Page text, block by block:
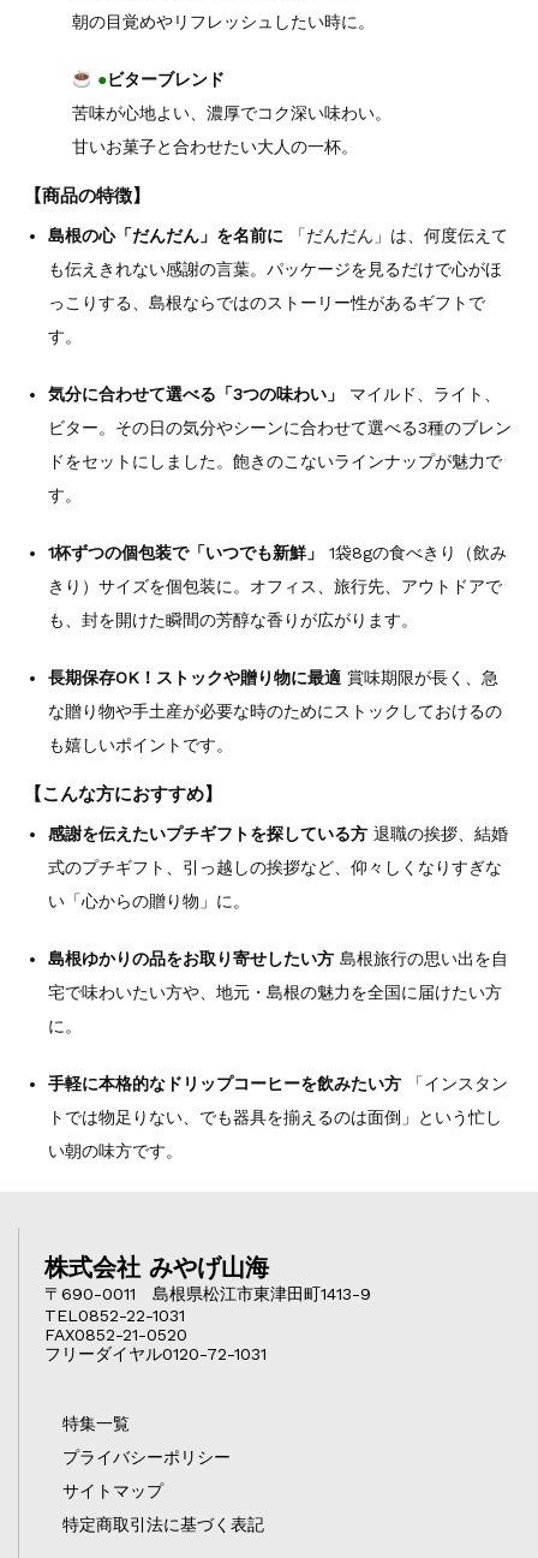
朝の目覚めやリフレッシュしたい時に。
●ビターブレンド
苦味が心地よい、濃厚でコク深い味わい。
甘いお菓子と合わせたい大人の一杯。
【商品の特徴】
島根の心「だんだん」を名前に「だんだん」は、何度伝えて
も伝えきれない感謝の言葉。パッケージを見るだけで心がほ
っこりする、島根ならではのストーリー性があるギフトで
す。
気分に合わせて選べる「3つの味わい」
マイルド、ライト、
ビター。その日の気分やシーンに合わせて選べる3種のブレン
ドをセットにしました。飽きのこないラインナップが魅力で
す。
1杯ずつの個包装で「いつでも新鮮」
1袋8gの食べきり（飲み
きり）サイズを個包装に。オフィス、旅行先、アウトドアで
も、封を開けた瞬間の芳醇な香りが広がります。
長期保存OK！ストックや贈り物に最適賞味期限が長く、急
な贈り物や手土産が必要な時のためにストックしておけるの
も嬉しいポイントです。
【こんな方におすすめ】
感謝を伝えたいプチギフトを探している方退職の挨拶、結婚
式のプチギフト、引っ越しの挨拶など、仰々しくなりすぎな
い「心からの贈り物」に。
島根ゆかりの品をお取り寄せしたい方島根旅行の思い出を自
宅で味わいたい方や、地元・島根の魅力を全国に届けたい方
に。
手軽に本格的なドリップコーヒーを飲みたい方「インスタン
トでは物足りない、でも器具を揃えるのは面倒」という忙し
い朝の味方です。
株式会社 みやげ山海
〒690-0011 島根県松江市東津田町1413-9
TEL0852-22-1031
FAX0852-21-0520
フリーダイヤル0120-72-1031
特集一覧
プライバシーポリシー
サイトマップ
特定商取引法に基づく表記